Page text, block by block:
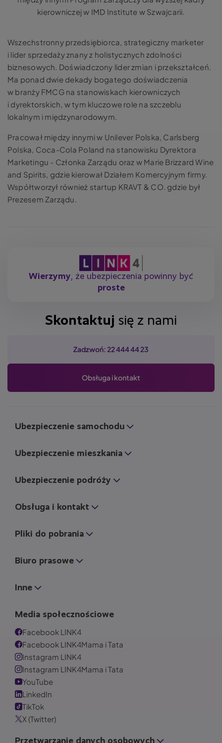
kierowniczej w IMD Institute w Szwajcarii.
Wszechstronny przedsiębiorca, strategiczny marketer
i lider sprzedaży znany z holistycznych zdolności
biznesowych. Doświadczony lider zmian i przekształceń.
Ma ponad dwie dekady bogatego doświadczenia
w branży FMCG na stanowiskach kierowniczych
i dyrektorskich, w tym kluczowe role na szczeblu
lokalnym i międzynarodowym.
Pracował między innymi w Unilever Polska, Carlsberg
Polska, Coca-Cola Poland na stanowisku Dyrektora
Marketingu - Członka Zarządu oraz w Marie Brizzard Wine
and Spirits, gdzie kierował Działem Komercyjnym firmy.
Współtworzył również startup KRAVT & CO. gdzie był
Prezesem Zarządu.
Wierzymy, że ubezpieczenia powinny być
proste
Skontaktuj się z nami
Zadzwoń: 22 444 44 23
Obsługa i kontakt
Ubezpieczenie samochodu
Ubezpieczenie mieszkania
Ubezpieczenie podróży
Obsługa i kontakt
Pliki do pobrania
Biuro prasowe
Inne
Media społecznościowe
Facebook LINK4
Facebook LINK4Mama i Tata
Instagram LINK4
Instagram LINK4Mama i Tata
YouTube
LinkedIn
TikTok
X (Twitter)
Przetwarzanie danych osobowych